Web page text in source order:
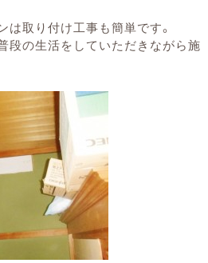
取り付け工事も簡単です。
段の生活をしていただきながら施